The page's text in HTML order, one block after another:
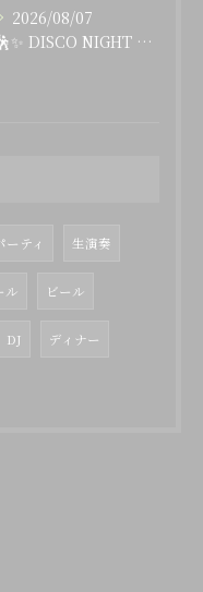
2026/08/07
🕺✨ DISCO NIGHT vol.26✨💃
ーティ 生演奏
ル ビール
DJ ディナー